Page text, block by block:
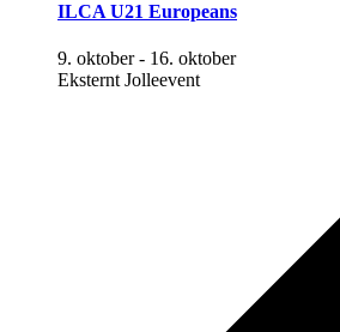
ILCA U21 Europeans
9. oktober- 16. oktober
Eksternt Jolleevent